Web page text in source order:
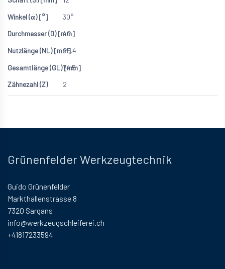
30°
40
25.4
74.5
2
Grünenfelder Werkzeugtechnik
Guido Grünenfelder
Markthallenstrasse 8
7320 Sargans
info@werkzeugschleiferei.ch
+41817233594